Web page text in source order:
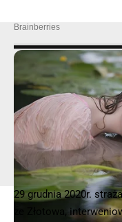
29 grudnia 2020r.
ze Złotowa,
© 2025 –